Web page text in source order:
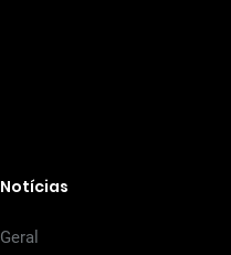
Notícias
Geral